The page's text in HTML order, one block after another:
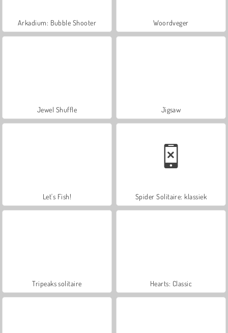
Arkadium: Bubble Shooter Woordveger
Jewel Shuffle Jigsaw
Let's Fish! Spider Solitaire: klassiek
Tripeaks solitaire Hearts: Classic